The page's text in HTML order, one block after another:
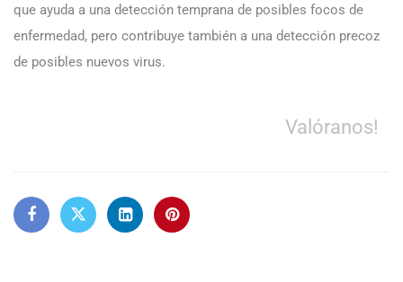
que ayuda a una detección temprana de posibles focos de
enfermedad, pero contribuye también a una detección precoz
de posibles nuevos virus.
Valóranos!